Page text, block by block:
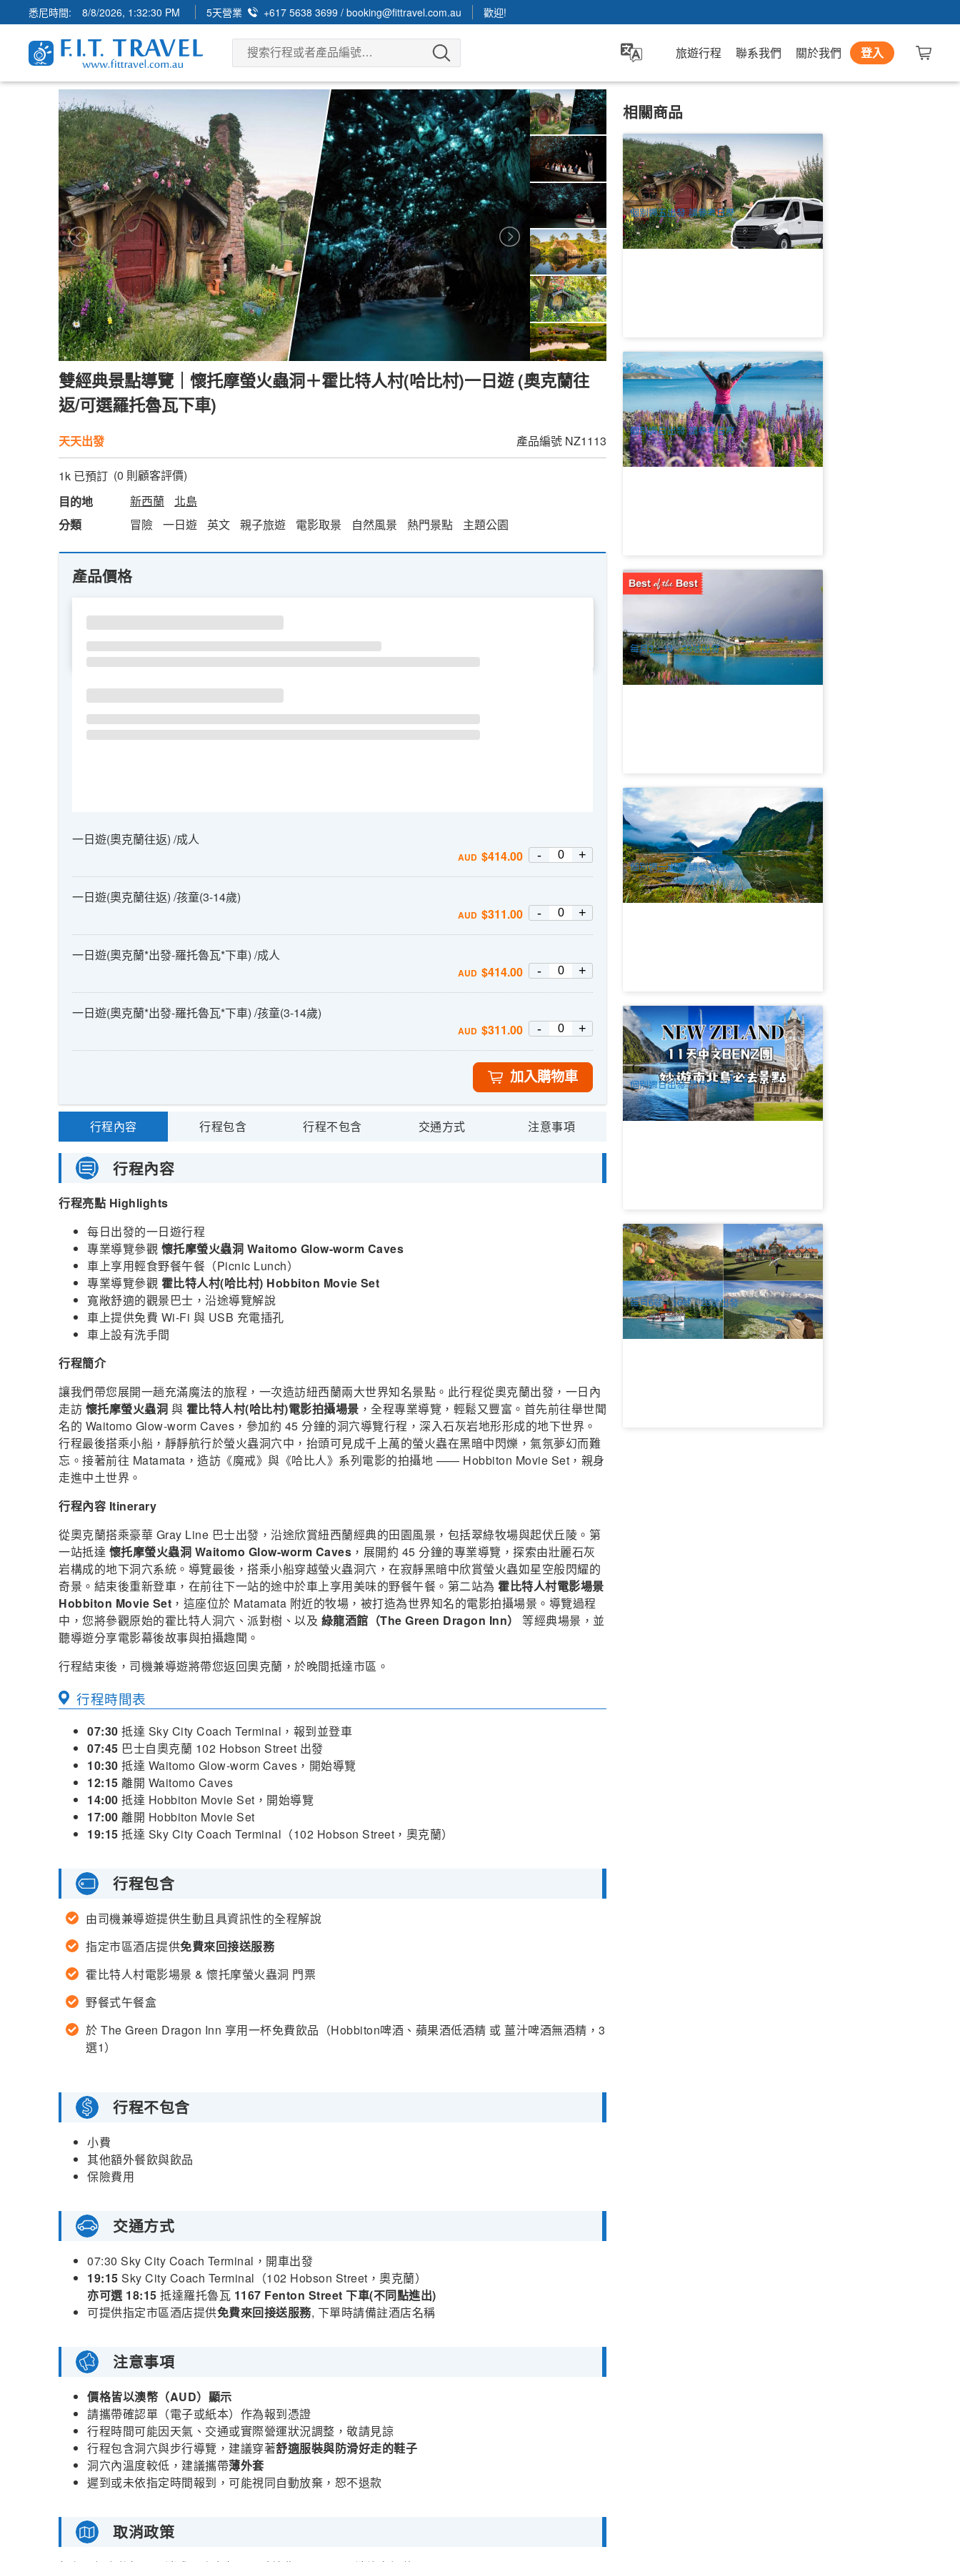
悉尼時間: 8/8/2026, 1:32:31 PM 5天營業 +617 5638 3699 /booking@fittravel.com.au 歡迎!
旅遊行程 聯系我們 關於我們 登入
雙經典景點導覽｜懷托摩螢火蟲洞＋霍比特人村(哈比村)一日遊 (奧克蘭往
返/可選羅托魯瓦下車)
天天出發 產品編號 NZ1113
1k 已預訂 (0 則顧客評價)
目的地
新西蘭
北島
分類
冒險 一日遊 英文 親子旅遊 電影取景 自然風景 熱門景點 主題公園
產品價格
SU MO TU WE
一日遊(奧克蘭往返) /成人
AUD $414.00 - +
一日遊(奧克蘭往返) /孩童(3-14歲)
AUD $311.00 - +
一日遊(奧克蘭*出發-羅托魯瓦*下車) /成人
AUD $414.00 - +
一日遊(奧克蘭*出發-羅托魯瓦*下車) /孩童(3-14歲)
AUD $311.00 - +
加入購物車
行程內容 行程包含 行程不包含 交通方式 注意事項
行程內容
行程亮點 Highlights
每日出發的一日遊行程
專業導覽參觀 懷托摩螢火蟲洞 Waitomo Glow-worm Caves
車上享用輕食野餐午餐（Picnic Lunch）
專業導覽參觀 霍比特人村(哈比村) Hobbiton Movie Set
寬敞舒適的觀景巴士，沿途導覽解說
車上提供免費 Wi-Fi 與 USB 充電插孔
車上設有洗手間
行程簡介
讓我們帶您展開一趟充滿魔法的旅程，一次造訪紐西蘭兩大世界知名景點。此行程從奧克蘭出發，一日內
走訪 懷托摩螢火蟲洞 與 霍比特人村(哈比村)電影拍攝場景 ，全程專業導覽，輕鬆又豐富。首先前往舉世聞
名的 Waitomo Glow-worm Caves，參加約 45 分鐘的洞穴導覽行程，深入石灰岩地形形成的地下世界。
行程最後搭乘小船，靜靜航行於螢火蟲洞穴中，抬頭可見成千上萬的螢火蟲在黑暗中閃爍，氣氛夢幻而難
忘。接著前往 Matamata，造訪《魔戒》與《哈比人》系列電影的拍攝地 —— Hobbiton Movie Set，親身
走進中土世界。
行程內容 Itinerary
從奧克蘭搭乘豪華 Gray Line 巴士出發，沿途欣賞紐西蘭經典的田園風景，包括翠綠牧場與起伏丘陵。第
一站抵達 懷托摩螢火蟲洞 Waitomo Glow-worm Caves ，展開約 45 分鐘的專業導覽，探索由壯麗石灰
岩構成的地下洞穴系統。導覽最後，搭乘小船穿越螢火蟲洞穴，在寂靜黑暗中欣賞螢火蟲如星空般閃耀的
奇景。結束後重新登車，在前往下一站的途中於車上享用美味的野餐午餐。第二站為 霍比特人村電影場景
Hobbiton Movie Set ，這座位於 Matamata 附近的牧場，被打造為世界知名的電影拍攝場景。導覽過程
中，您將參觀原始的霍比特人洞穴、派對樹、以及 綠龍酒館（The Green Dragon Inn）
等經典場景，並
聽導遊分享電影幕後故事與拍攝趣聞。
行程結束後，司機兼導遊將帶您返回奧克蘭，於晚間抵達市區。
行程時間表
07:30 抵達 Sky City Coach Terminal，報到並登車
07:45 巴士自奧克蘭 102 Hobson Street 出發
10:30 抵達 Waitomo Glow-worm Caves，開始導覽
12:15 離開 Waitomo Caves
14:00 抵達 Hobbiton Movie Set，開始導覽
17:00 離開 Hobbiton Movie Set
19:15 抵達 Sky City Coach Terminal（102 Hobson Street，奧克蘭）
行程包含
由司機兼導遊提供生動且具資訊性的全程解說
指定市區酒店提供免費來回接送服務
霍比特人村電影場景 & 懷托摩螢火蟲洞 門票
野餐式午餐盒
於 The Green Dragon Inn 享用一杯免費飲品（Hobbiton啤酒、蘋果酒低酒精 或 薑汁啤酒無酒精，3
選1）
行程不包含
小費
其他額外餐飲與飲品
保險費用
交通方式
07:30 Sky City Coach Terminal，開車出發
19:15 Sky City Coach Terminal（102 Hobson Street，奧克蘭）
亦可選 18:15 抵達羅托魯瓦 1167 Fenton Street 下車(不同點進出)
可提供指定市區酒店提供免費來回接送服務, 下單時請備註酒店名稱
注意事項
價格皆以澳幣（AUD）顯示
請攜帶確認單（電子或紙本）作為報到憑證
行程時間可能因天氣、交通或實際營運狀況調整，敬請見諒
行程包含洞穴與步行導覽，建議穿著舒適服裝與防滑好走的鞋子
洞穴內溫度較低，建議攜帶薄外套
遲到或未依指定時間報到，可能視同自動放棄，恕不退款
取消政策
相關商品
新西蘭北島 | 中土世界6天中文遊 | 4-5星
住宿+奔馳15人內小團 | 奧克蘭進出
58 已預訂
AUD $2,325.00
NZ1094W
個別週五出發 請參考日歷
新西蘭南北島 | 中線美食10天中文團 | 米
佛峽灣+藍眼企鵝 | 基督城進 奧克蘭出
5.3k 已預訂
AUD $3,279.00
NZ1031W-10D
個別週日出發 請參考日歷
新西蘭南北島 | 深度11天網紅中文團 | 奧
克蘭進 基督城出
AUD $3,600.00
每月3、13、23號出發
新西蘭南北島 | 中線9天中文團 | 米佛峽灣
+藍眼企鵝 | 基督城進 奧克蘭出
4.2k 已預訂
AUD $3,115.00
NZ1040W-9D
個別週一出發 請參考日歷
新西蘭南北島 | 全覽11天中文團 | 4-5星住
宿+奔馳15人內小團 | 皇后鎮進 奧克蘭出
923 已預訂
AUD $5,185.00
NZ1087W
個別週日出發 請參考日歷
新西蘭南北島│精品網紅11天VIP小團遊
4-5星飯店 │奧克蘭進基督城出
112 已預訂
AUD $5,000.00
NZ1016W
每月6號、16號、26號出發